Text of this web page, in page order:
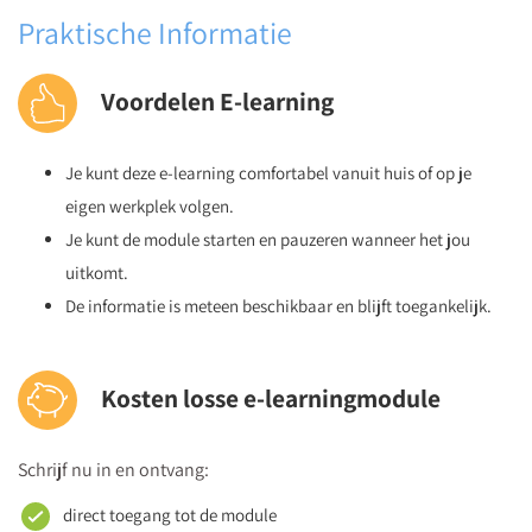
Pedagogisch klimaat en groepsdynamiek
Creëer een krachtig basisklimaat
Vijf interventiemogelijkheden
Krachtig samenwerken met ouders
Benut de invloed van gedachten en gevoelens
Temperamentvolle leerlingen
Uitgaan van mogelijkheden
Praktische Informatie
Voordelen E-learning
Je kunt deze e-learning comfortabel vanuit huis of op je
eigen werkplek volgen.
Je kunt de module starten en pauzeren wanneer het jou
uitkomt.
De informatie is meteen beschikbaar en blijft toegankelijk.
Kosten losse e-learningmodule
Schrijf nu in en ontvang:
direct toegang tot de module